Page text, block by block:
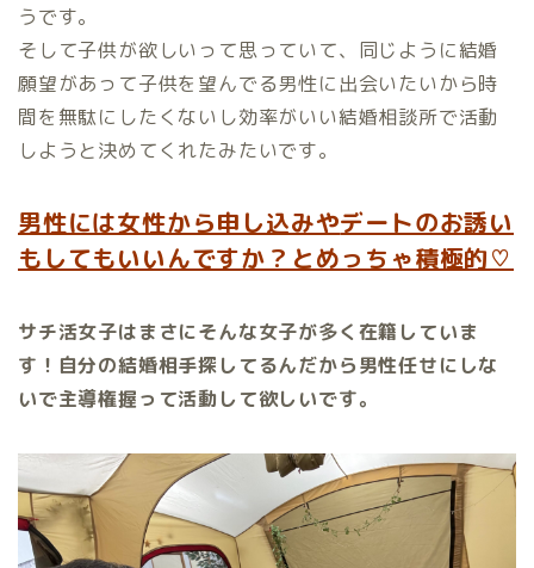
うです。
そして子供が欲しいって思っていて、同じように結婚
願望があって子供を望んでる男性に出会いたいから時
間を無駄にしたくないし効率がいい結婚相談所で活動
しようと決めてくれたみたいです。
男性には女性から申し込みやデートのお誘い
もしてもいいんですか？とめっちゃ積極的♡
サチ活女子はまさにそんな女子が多く在籍していま
す！自分の結婚相手探してるんだから男性任せにしな
いで主導権握って活動して欲しいです。